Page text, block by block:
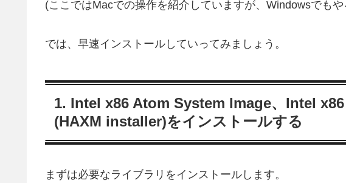
(ここではMacでの操作を紹介していますが、Windowsでも
では、早速インストールしていってみましょう。
1. Intel x86 Atom System Image、Intel
(HAXM installer)をインストールする
まずは必要なライブラリをインストールします。